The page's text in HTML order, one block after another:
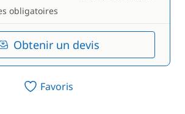
obligatoires
Obtenir un devis
Favoris